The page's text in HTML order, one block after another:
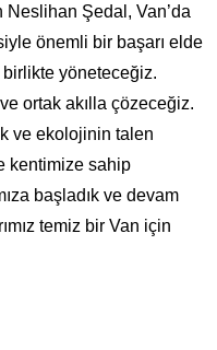
Şedal, Van’da
önemli bir başarı elde
yöneteceğiz.
ortak akılla çözeceğiz.
ve ekolojinin talen
kentimize sahip
başladık ve devam
temiz bir Van için